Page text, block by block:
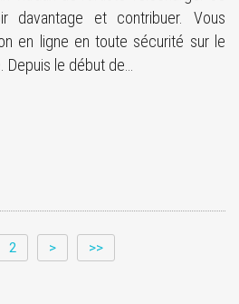
davantage et contribuer. Vous
en ligne en toute sécurité sur le
Depuis le début de…
2 > >>